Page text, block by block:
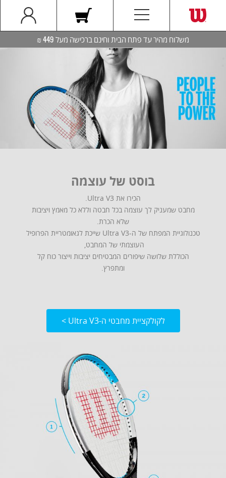
משלוח מהיר עד פתח הבית וחינם ברכישה מעל 449 ₪
בוסט של עוצמה
הכירו את Ultra V3.
מחבט שמעניק לך עוצמה בכל חבטה וללא כל מאמץ ויציבות
שלא הכרת.
טכנולוגיית המפתח של ה-Ultra V3 שייכת לגאומטריית הפרופיל
העוצמתי של המחבט,
הכוללת שלושה שיפורים המבטיחים יציבות וייצור כוח קל
ומתפרץ.
לקולקציית מחבטי ה-Ultra V3 >